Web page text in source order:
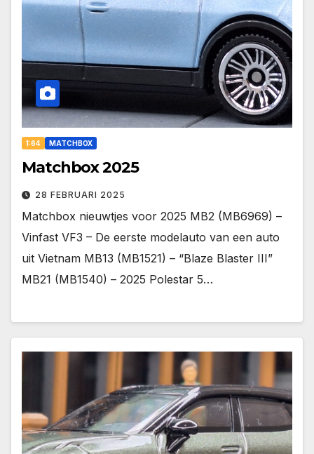
1:64 MATCHBOX
Matchbox 2025
28 FEBRUARI 2025
Matchbox nieuwtjes voor 2025 MB2 (MB6969) –
Vinfast VF3 – De eerste modelauto van een auto
uit Vietnam MB13 (MB1521) – “Blaze Blaster III”
MB21 (MB1540) – 2025 Polestar 5…